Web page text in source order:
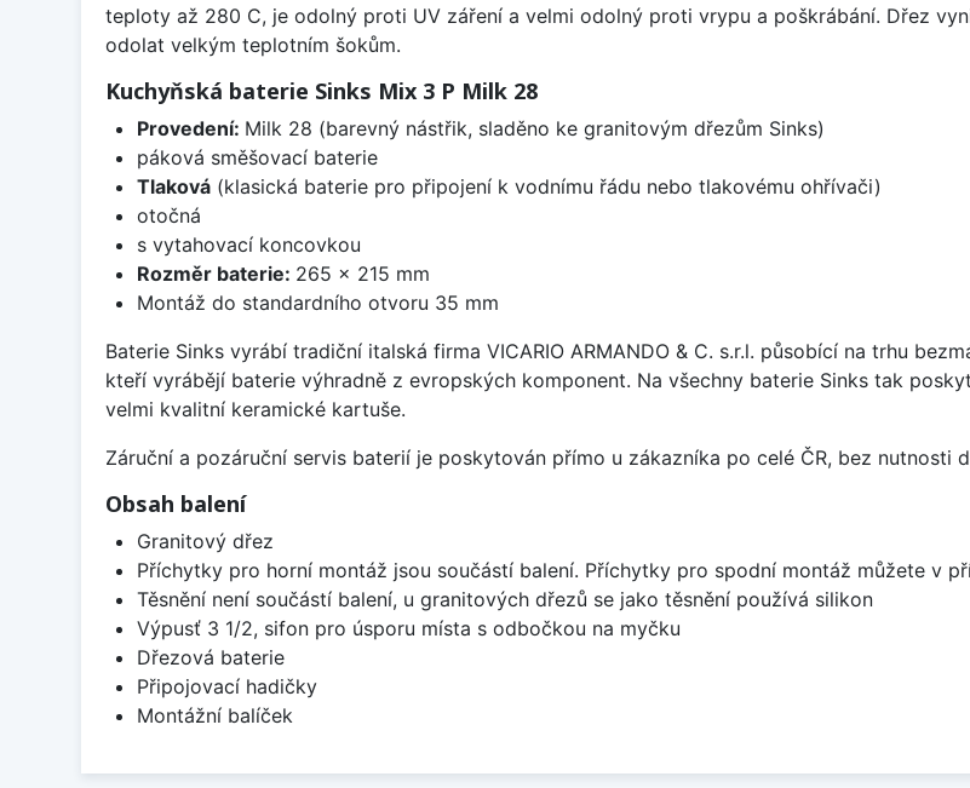
teploty až 280 C, je odolný proti UV záření a velmi odolný proti vrypu a poškrábání. Dřez
odolat velkým teplotním šokům.
Kuchyňská baterie Sinks Mix 3 P Milk 28
Provedení: Milk 28 (barevný nástřik, sladěno ke granitovým dřezům Sinks)
páková směšovací baterie
Tlaková(klasická baterie pro připojení k vodnímu řádu nebo tlakovému ohřívači)
otočná
s vytahovací koncovkou
Rozměr baterie: 265 x 215 mm
Montáž do standardního otvoru 35 mm
Baterie Sinks vyrábí tradiční italská firma VICARIO ARMANDO & C. s.r.l. působící na trhu
kteří vyrábějí baterie výhradně z evropských komponent. Na všechny baterie Sinks tak
velmi kvalitní keramické kartuše.
Záruční a pozáruční servis baterií je poskytován přímo u zákazníka po celé ČR, bez nutnosti
Obsah balení
Granitový dřez
Příchytky pro horní montáž jsou součástí balení. Příchytky pro spodní montáž můžete v
Těsnění není součástí balení, u granitových dřezů se jako těsnění používá silikon
Výpusť 3 1/2, sifon pro úsporu místa s odbočkou na myčku
Dřezová baterie
Připojovací hadičky
Montážní balíček